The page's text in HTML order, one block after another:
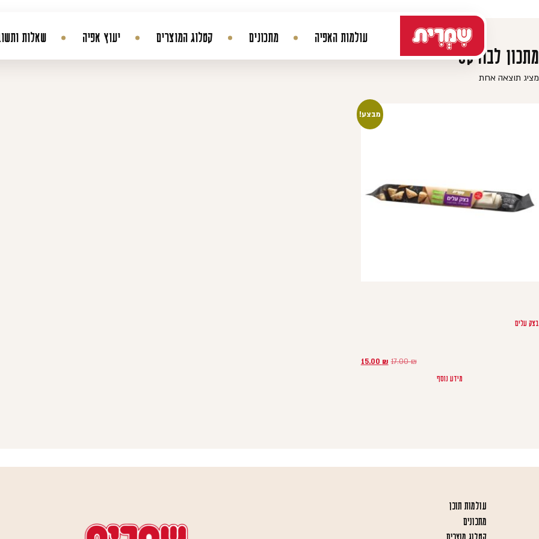
ניווט ראשי עולמות האפיה מתכונים קטלוג המוצרים יעוץ אפיה שאלות
מתכון לבורקס
מציג תוצאה אחת
מבצע!
בצק עלים
17.00₪ המחיר המקורי היה: 17.00 ₪.
15.00 ₪
מידע נוסף
עולמות תוכן
מתכונים